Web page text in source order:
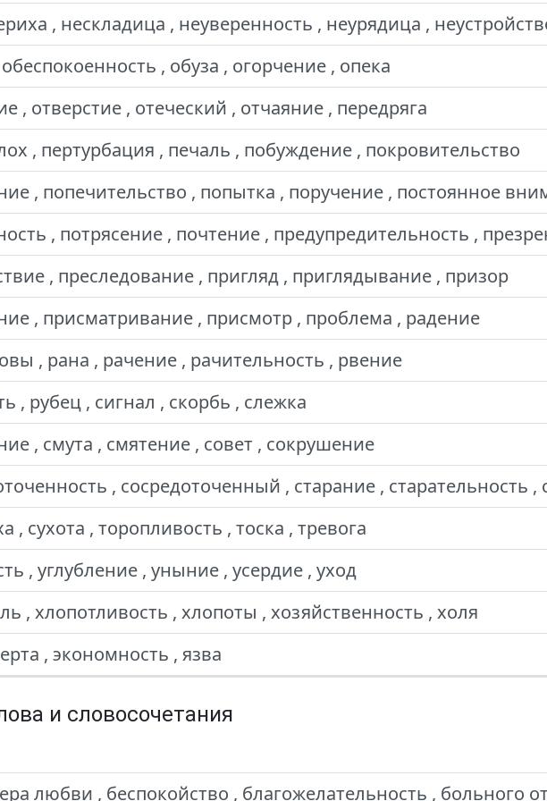
, нескладица , неуверенность , неурядица ,
, обуза , огорчение , опека
, отверстие , отеческий , отчаяние , передряга
, пертурбация , печаль , побуждение , покровительство
, попечительство , попытка , поручение , постоянное
, потрясение , почтение , предупредительность ,
, преследование , пригляд , приглядывание , призор
, присматривание , присмотр , проблема , радение
, рана , рачение , рачительность , рвение
, рубец , сигнал , скорбь , слежка
, смута , смятение , совет , сокрушение
, сосредоточенный , старание , старательность ,
, сухота , торопливость , тоска , тревога
, углубление , уныние , усердие , уход
, хлопотливость , хлопоты , хозяйственность , холя
, экономность , язва
и словосочетания
любви , беспокойство , благожелательность , больного